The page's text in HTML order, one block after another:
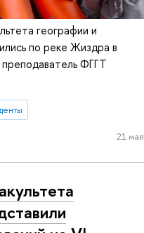
географии и
по реке Жиздра в
ФГГТ
21 мая